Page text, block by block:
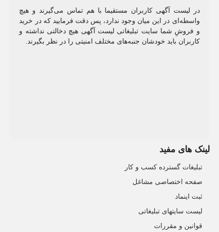
در لیست آگهی کاربران مستقیما با هم تماس می‌گیرند و هیچ
واسطه‌ای در این میان وجود ندارد، پس دقت فرمایید که در خرید
و فروشِ شما سایت تبلیغاتی لیست آگهی هیچ دخالتی نداشته و
کاربران باید خودشان جنبه‌های مختلف امنیتی را در نظر بگیرند.
لینک های مفید
تبلیغات گسترده کسب و کار
صفحه اختصاصی مشاغل
ثبت اینماد
لیست سایتهای تبلیغاتی
قوانین و مقررات